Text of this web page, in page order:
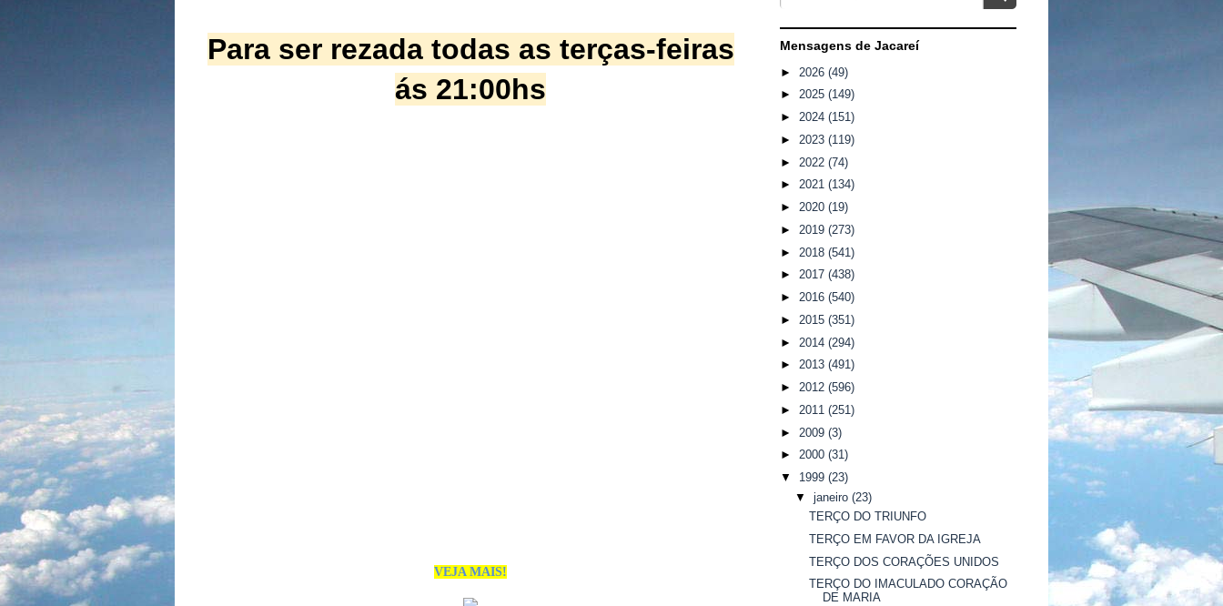
Para ser rezada todas as terças-feiras
ás 21:00hs
VEJA MAIS!
Mensagens de Jacareí
► 2026 (49)
► 2025 (149)
► 2024 (151)
► 2023 (119)
► 2022 (74)
► 2021 (134)
► 2020 (19)
► 2019 (273)
► 2018 (541)
► 2017 (438)
► 2016 (540)
► 2015 (351)
► 2014 (294)
► 2013 (491)
► 2012 (596)
► 2011 (251)
► 2009 (3)
► 2000 (31)
▼ 1999 (23)
▼ janeiro (23)
TERÇO DO TRIUNFO
TERÇO EM FAVOR DA IGREJA
TERÇO DOS CORAÇÕES UNIDOS
TERÇO DO IMACULADO CORAÇÃO
DE MARIA